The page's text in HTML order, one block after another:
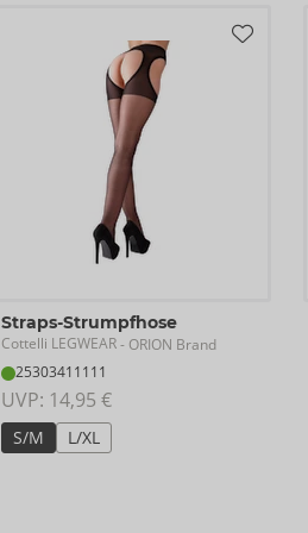
Straps-Strumpfhose
Cottelli LEGWEAR- ORION Brand
25303411111
UVP: 14,95 €
S/M L/XL